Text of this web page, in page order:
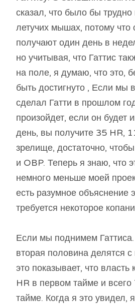
сказал, что было бы
летучих мышах, потому что
получают один день в
но учитывая, что Гаттис
на поле, я думаю, что это,
быть достигнуто , Если мы
сделал Гатти в прошлом
произойдет, если он будет
день, вы получите 35 HR,
зрелище, достаточно,
и OBP. Теперь я знаю, что
немного меньше моей
есть разумное объяснение
требуется некоторое
Если мы поднимем
вторая половина делятся
это показывает, что власть
HR в первом тайме и
тайме. Когда я это увидел,